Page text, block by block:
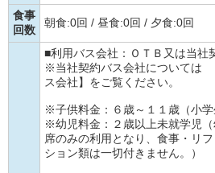
食事
回数
朝食:0回 / 昼食:0回 / 夕食:0回
■利用バス会社：ＯＴＢ又は当社
※当社契約バス会社については
ス会社】 をご覧ください。
※子供料金：６歳～１１歳（小学
※幼児料金：２歳以上未就学児
席のみの利用となり、食事・リ
ション類は一切付きません。）